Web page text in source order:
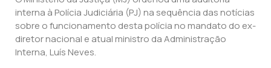
interna à Polícia Judiciária (PJ) na sequência das notícias
sobre o funcionamento desta polícia no mandato do ex-
diretor nacional e atual ministro da Administração
Interna, Luís Neves.